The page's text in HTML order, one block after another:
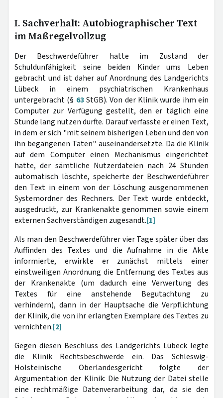
I. Sachverhalt: Autobiographischer Text
im Maßregelvollzug
Der Beschwerdeführer hatte im Zustand der
Schuldunfähigkeit seine beiden Kinder ums Leben
gebracht und ist daher auf Anordnung des Landgerichts
Lübeck in einem psychiatrischen Krankenhaus
untergebracht (§ 63StGB). Von der Klinik wurde ihm ein
Computer zur Verfügung gestellt, den er täglich eine
Stunde lang nutzen durfte. Darauf verfasste er einen Text,
in dem er sich "mit seinem bisherigen Leben und den von
ihn begangenen Taten" auseinandersetzte. Da die Klinik
auf dem Computer einen Mechanismus eingerichtet
hatte, der sämtliche Nutzerdateien nach 24 Stunden
automatisch löschte, speicherte der Beschwerdeführer
den Text in einem von der Löschung ausgenommenen
Systemordner des Rechners. Der Text wurde entdeckt,
ausgedruckt, zur Krankenakte genommen sowie einem
externen Sachverständigen zugesandt.[1]
Als man den Beschwerdeführer vier Tage später über das
Auffinden des Textes und die Aufnahme in die Akte
informierte, erwirkte er zunächst mittels einer
einstweiligen Anordnung die Entfernung des Textes aus
der Krankenakte (um dadurch eine Verwertung des
Textes für eine anstehende Begutachtung zu
verhindern), dann in der Hauptsache die Verpflichtung
der Klinik, die von ihr erlangten Exemplare des Textes zu
vernichten.[2]
Gegen diesen Beschluss des Landgerichts Lübeck legte
die Klinik Rechtsbeschwerde ein. Das Schleswig-
Holsteinische Oberlandesgericht folgte der
Argumentation der Klinik: Die Nutzung der Datei stelle
eine rechtmäßige Datenverarbeitung dar, da sie den